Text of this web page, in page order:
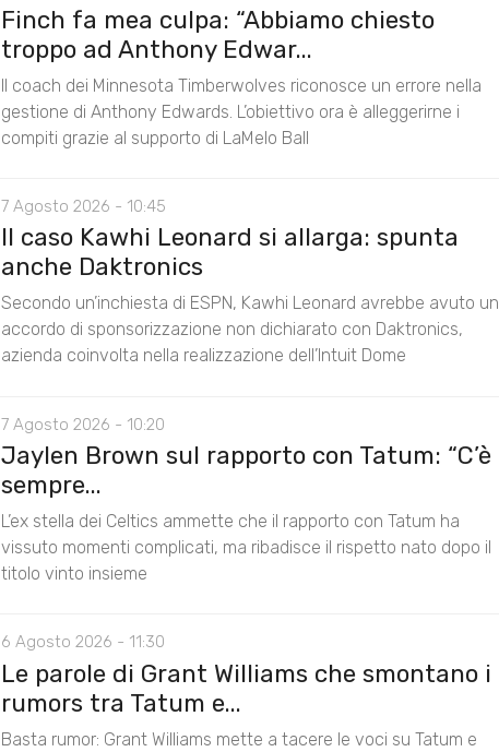
Finch fa mea culpa: “Abbiamo chiesto
troppo ad Anthony Edwar...
Il coach dei Minnesota Timberwolves riconosce un errore nella
gestione di Anthony Edwards. L’obiettivo ora è alleggerirne i
compiti grazie al supporto di LaMelo Ball
7 Agosto 2026 - 10:45
Il caso Kawhi Leonard si allarga: spunta
anche Daktronics
Secondo un’inchiesta di ESPN, Kawhi Leonard avrebbe avuto un
accordo di sponsorizzazione non dichiarato con Daktronics,
azienda coinvolta nella realizzazione dell’Intuit Dome
7 Agosto 2026 - 10:20
Jaylen Brown sul rapporto con Tatum: “C’è
sempre...
L’ex stella dei Celtics ammette che il rapporto con Tatum ha
vissuto momenti complicati, ma ribadisce il rispetto nato dopo il
titolo vinto insieme
6 Agosto 2026 - 11:30
Le parole di Grant Williams che smontano i
rumors tra Tatum e...
Basta rumor: Grant Williams mette a tacere le voci su Tatum e